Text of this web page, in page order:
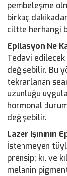
pembeleşme
birkaç
ciltte herhangi
Epilasyon Ne
Tedavi edilecek
değişebilir. Bu
tekrarlanan
uzunluğu
hormonal
değişebilir.
Lazer Işınının
İstenmeyen
prensip; kıl ve
melanin